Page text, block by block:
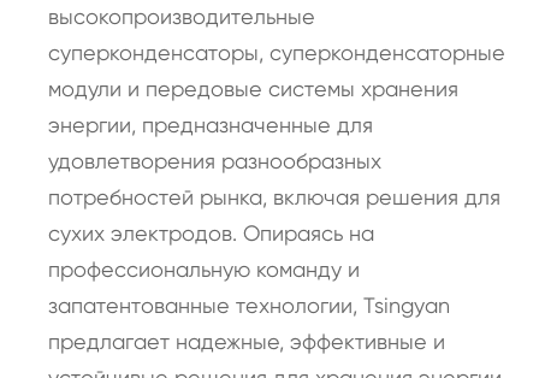
высокопроизводительные
суперконденсаторы, суперконденсаторные
модули и передовые системы хранения
энергии, предназначенные для
удовлетворения разнообразных
потребностей рынка, включая решения для
сухих электродов. Опираясь на
профессиональную команду и
запатентованные технологии, Tsingyan
предлагает надежные, эффективные и